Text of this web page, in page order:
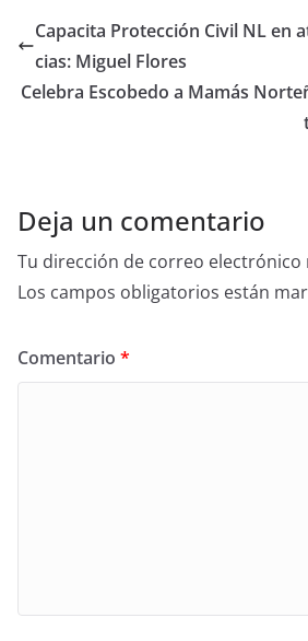
e
b
o
er e
Capacita Protección Civil NL en
cias: Miguel Flores
Celebra Escobedo a Mamás
Deja un comentario
Tu dirección de correo electrónico
Los campos obligatorios están
Comentario *